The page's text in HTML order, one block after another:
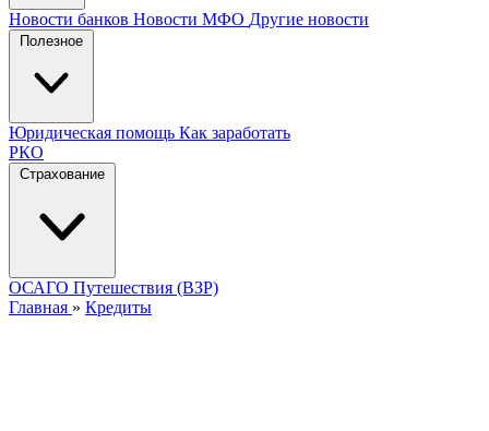
Новости банков Новости МФО Другие новости
Полезное
Юридическая помощь Как заработать
РКО
Страхование
ОСАГО Путешествия (ВЗР)
Главная » Кредиты